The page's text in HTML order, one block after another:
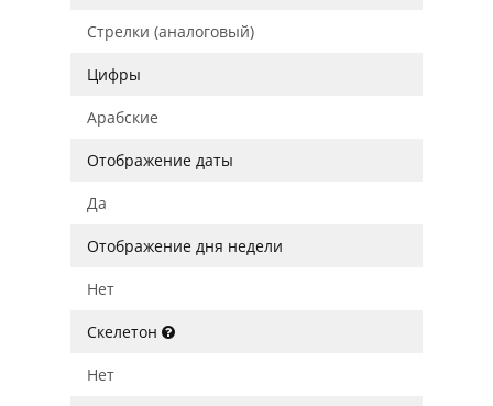
Стрелки (аналоговый)
Цифры
Арабские
Отображение даты
Да
Отображение дня недели
Нет
Скелетон
Нет